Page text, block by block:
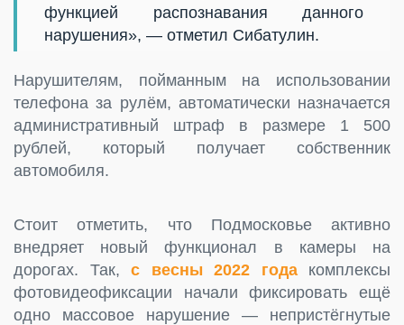
функцией распознавания данного
нарушения», — отметил Сибатулин.
Нарушителям, пойманным на использовании
телефона за рулём, автоматически назначается
административный штраф в размере 1 500
рублей, который получает собственник
автомобиля.
Стоит отметить, что Подмосковье активно
внедряет новый функционал в камеры на
дорогах. Так, с весны 2022 годакомплексы
фотовидеофиксации начали фиксировать ещё
одно массовое нарушение — непристёгнутые